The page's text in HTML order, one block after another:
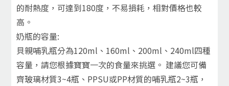
的耐熱度，可達到180度，不易損耗，相對價格也較
高。
奶瓶的容量:
貝親哺乳瓶分為120ml、160ml、200ml、240ml四種
容量，請您根據寶寶一次的食量來挑選。 建議您可備
齊玻璃材質3~4瓶、PPSU或PP材質的哺乳瓶2~3瓶，